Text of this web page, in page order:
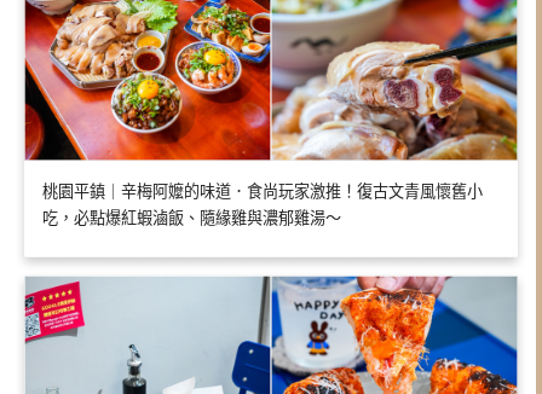
桃園平鎮｜辛梅阿嬤的味道．食尚玩家激推！復古文青風懷舊小
吃，必點爆紅蝦滷飯、隨緣雞與濃郁雞湯～